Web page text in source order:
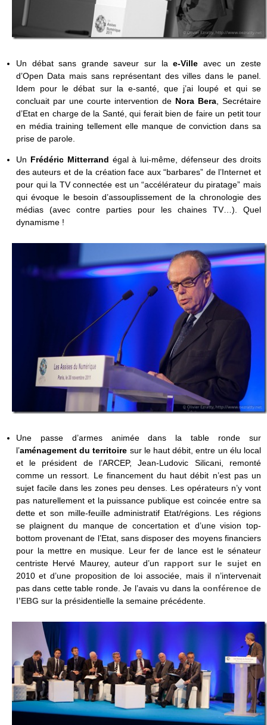
Un débat sans grande saveur sur lae-Ville avec un zeste
d’Open Data mais sans représentant des villes dans le panel.
Idem pour le débat sur la e-santé, que j’ai loupé et qui se
concluait par une courte intervention de Nora Bera , Secrétaire
d’Etat en charge de la Santé, qui ferait bien de faire un petit tour
en média training tellement elle manque de conviction dans sa
prise de parole.
Un Frédéric Mitterrand égal à lui-même, défenseur des droits
des auteurs et de la création face aux “barbares” de l’Internet et
pour qui la TV connectée est un “accélérateur du piratage” mais
qui évoque le besoin d’assouplissement de la chronologie des
médias (avec contre parties pour les chaines TV…). Quel
dynamisme !
Une passe d’armes animée dans la table ronde sur
l’aménagement du territoire sur le haut débit, entre un élu local
et le président de l’ARCEP, Jean-Ludovic Silicani, remonté
comme un ressort. Le financement du haut débit n’est pas un
sujet facile dans les zones peu denses. Les opérateurs n’y vont
pas naturellement et la puissance publique est coincée entre sa
dette et son mille-feuille administratif Etat/régions. Les régions
se plaignent du manque de concertation et d’une vision top-
bottom provenant de l’Etat, sans disposer des moyens financiers
pour la mettre en musique. Leur fer de lance est le sénateur
centriste Hervé Maurey, auteur d’un rapport sur le sujeten
2010 et d’une proposition de loi associée, mais il n’intervenait
pas dans cette table ronde. Je l’avais vu dans la conférence de
l’EBG sur la présidentielle la semaine précédente.